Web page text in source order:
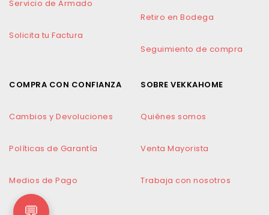
Servicio de Armado
Solicita tu Factura
Retiro en Bodega
Seguimiento de compra
COMPRA CON CONFIANZA
Cambios y Devoluciones
Políticas de Garantía
Medios de Pago
SOBRE VEKKAHOME
Quiénes somos
Venta Mayorista
Trabaja con nosotros